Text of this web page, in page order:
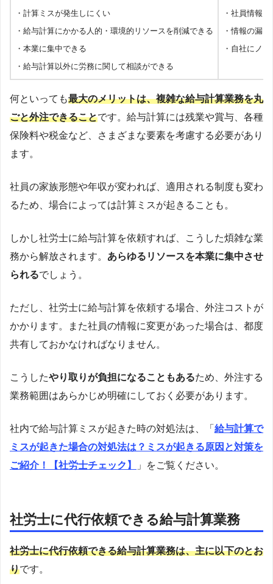
・計算ミスが発生しにくい
・給与計算にかかる人的・環境的リソースを削減できる
・本業に集中できる
・給与計算以外に労務に関して相談ができる
・社員情報
・情報の漏
・自社にノ
何といっても最大のメリットは、複雑な給与計算業務を丸
ごと外注できることです。給与計算には残業や賞与、各種
保険料や税金など、さまざまな要素を考慮する必要があり
ます。
社員の家族形態や年収が変われば、適用される制度も変わ
るため、場合によっては計算ミスが起きることも。
しかし社労士に給与計算を依頼すれば、こうした煩雑な業
務から解放されます。 あらゆるリソースを本業に集中させ
られるでしょう。
ただし、社労士に給与計算を依頼する場合、外注コストが
かかります。また社員の情報に変更があった場合は、都度
共有しておかなければなりません。
こうしたやり取りが負担になることもあるため、外注する
業務範囲はあらかじめ明確にしておく必要があります。
社内で給与計算ミスが起きた時の対処法は、「 給与計算で
ミスが起きた場合の対処法は？ミスが起きる原因と対策を
ご紹介！【社労士チェック】
」をご覧ください。
社労士に代行依頼できる給与計算業務
社労士に代行依頼できる給与計算業務は、主に以下のとお
りです。